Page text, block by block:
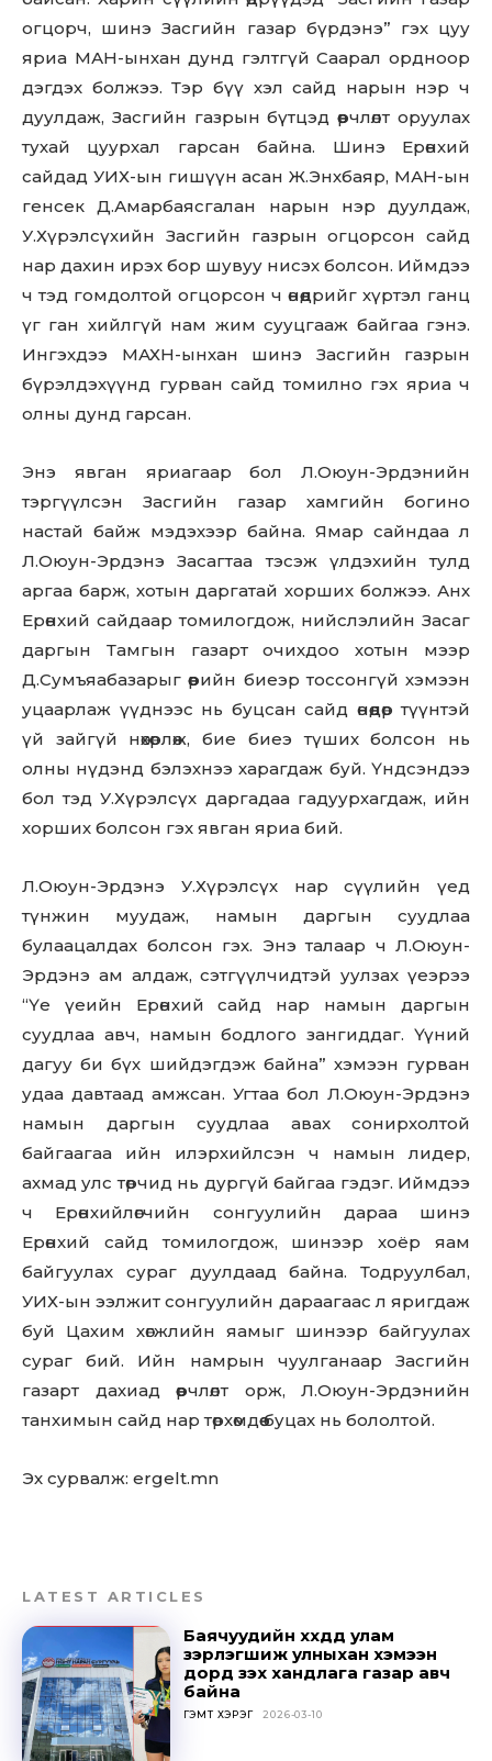
Don't miss
out!
Sing up for our newsletter
SUBSCRIBE
огцорч, шинэ Засгийн газар бүрдэнэ” гэх цуу
яриа МАН-ынхан дунд гэлтгүй Саарал ордноор
дэгдэх болжээ. Тэр бүү хэл сайд нарын нэр ч
дуулдаж, Засгийн газрын бүтцэд өөрчлөлт оруулах
тухай цуурхал гарсан байна. Шинэ Ерөнхий
сайдад УИХ-ын гишүүн асан Ж.Энхбаяр, МАН-ын
генсек Д.Амарбаясгалан нарын нэр дуулдаж,
У.Хүрэлсүхийн Засгийн газрын огцорсон сайд
нар дахин ирэх бор шувуу нисэх болсон. Иймдээ
ч тэд гомдолтой огцорсон ч өнөөдрийг хүртэл ганц
үг ган хийлгүй нам жим сууцгааж байгаа гэнэ.
Ингэхдээ МАХН-ынхан шинэ Засгийн газрын
бүрэлдэхүүнд гурван сайд томилно гэх яриа ч
олны дунд гарсан.
Энэ явган яриагаар бол Л.Оюун-Эрдэнийн
тэргүүлсэн Засгийн газар хамгийн богино
настай байж мэдэхээр байна. Ямар сайндаа л
Л.Оюун-Эрдэнэ Засагтаа тэсэж үлдэхийн тулд
аргаа барж, хотын даргатай хорших болжээ. Анх
Ерөнхий сайдаар томилогдож, нийслэлийн Засаг
даргын Тамгын газарт очихдоо хотын мээр
Д.Сумъяабазарыг өөрийн биеэр тоссонгүй хэмээн
уцаарлаж үүднээс нь буцсан сайд өнөөдөр түүнтэй
үй зайгүй нөхөрлөж, бие биеэ түших болсон нь
олны нүдэнд бэлэхнээ харагдаж буй. Үндсэндээ
бол тэд У.Хүрэлсүх даргадаа гадуурхагдаж, ийн
хорших болсон гэх явган яриа бий.
Л.Оюун-Эрдэнэ У.Хүрэлсүх нар сүүлийн үед
түнжин муудаж, намын даргын суудлаа
булаацалдах болсон гэх. Энэ талаар ч Л.Оюун-
Эрдэнэ ам алдаж, сэтгүүлчидтэй уулзах үеэрээ
“Үе үеийн Ерөнхий сайд нар намын даргын
суудлаа авч, намын бодлого зангиддаг. Үүний
дагуу би бүх шийдэгдэж байна” хэмээн гурван
удаа давтаад амжсан. Угтаа бол Л.Оюун-Эрдэнэ
намын даргын суудлаа авах сонирхолтой
байгаагаа ийн илэрхийлсэн ч намын лидер,
ахмад улс төрчид нь дургүй байгаа гэдэг. Иймдээ
ч Ерөнхийлөгчийн сонгуулийн дараа шинэ
Ерөнхий сайд томилогдож, шинээр хоёр яам
байгуулах сураг дуулдаад байна. Тодруулбал,
УИХ-ын ээлжит сонгуулийн дараагаас л яригдаж
буй Цахим хөгжлийн яамыг шинээр байгуулах
сураг бий. Ийн намрын чуулганаар Засгийн
газарт дахиад өөрчлөлт орж, Л.Оюун-Эрдэнийн
танхимын сайд нар төрхөмдөө буцах нь бололтой.
Эх сурвалж: ergelt.mn
LATEST ARTICLES
Баячуудийн хүүхдүүд улам
зэрлэгшиж улныхан хэмээн
дорд үзэх хандлага газар авч
байна
ГЭМТ ХЭРЭГ 2026-03-10